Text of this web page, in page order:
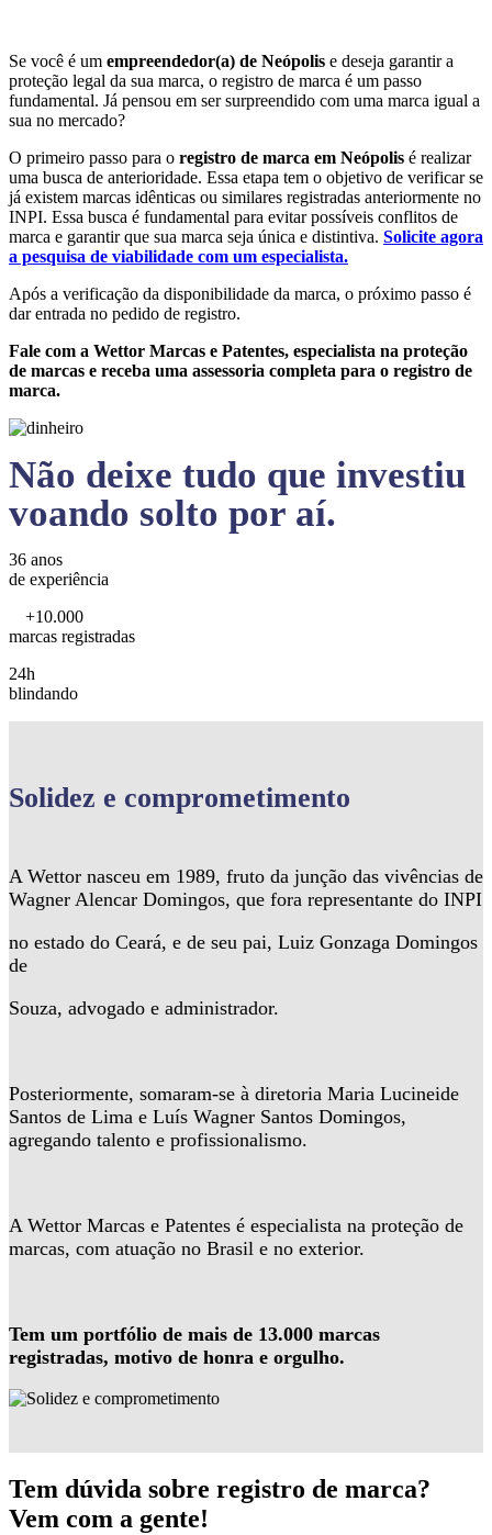
Se você é um empreendedor(a) de Neópolis e deseja garantir a
proteção legal da sua marca, o registro de marca é um passo
fundamental. Já pensou em ser surpreendido com uma marca igual a
sua no mercado?
O primeiro passo para o registro de marca em Neópolis é realizar
uma busca de anterioridade. Essa etapa tem o objetivo de verificar se
já existem marcas idênticas ou similares registradas anteriormente no
INPI. Essa busca é fundamental para evitar possíveis conflitos de
marca e garantir que sua marca seja única e distintiva. Solicite agora
a pesquisa de viabilidade com um especialista.
Após a verificação da disponibilidade da marca, o próximo passo é
dar entrada no pedido de registro.
Fale com a Wettor Marcas e Patentes, especialista na proteção
de marcas e receba uma assessoria completa para o registro de
marca.
Não deixe tudo que investiu
voando solto por aí.
36 anos
de experiência
+10.000
marcas registradas
24h
blindando
Solidez e comprometimento
A Wettor nasceu em 1989, fruto da junção das vivências de
Wagner Alencar Domingos, que fora representante do INPI
no estado do Ceará, e de seu pai, Luiz Gonzaga Domingos
de
Souza, advogado e administrador.
Posteriormente, somaram-se à diretoria Maria Lucineide
Santos de Lima e Luís Wagner Santos Domingos,
agregando talento e profissionalismo.
A Wettor Marcas e Patentes é especialista na proteção de
marcas, com atuação no Brasil e no exterior.
Tem um portfólio de mais de 13.000 marcas
registradas, motivo de honra e orgulho.
Tem dúvida sobre registro de marca?
Vem com a gente!